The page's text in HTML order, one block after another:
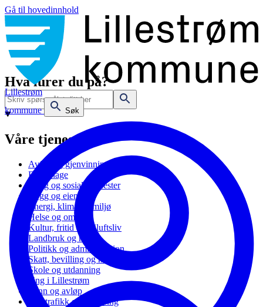
Gå til hovedinnhold
Lillestrøm
kommune
Søk
Hva lurer du på?
Våre tjenester
Avfall og gjenvinning
Barnehage
Bolig og sosiale tjenester
Bygg og eiendom
Energi, klima og miljø
Helse og omsorg
Kultur, fritid og friluftsliv
Landbruk og natur
Politikk og administrasjon
Skatt, bevilling og næring
Skole og utdanning
Ung i Lillestrøm
Vann og avløp
Vei, trafikk og parkering